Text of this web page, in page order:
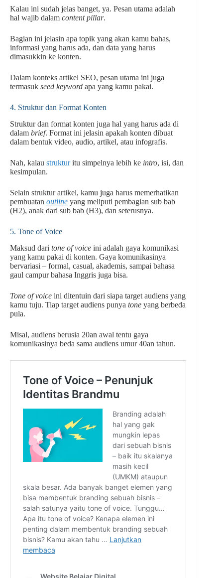
Kalau ini sudah jelas banget, ya. Pesan utama adalah
hal wajib dalam content pillar.
Bagian ini jelasin apa topik yang akan kamu bahas,
informasi yang harus ada, dan data yang harus
dimasukkin ke konten.
Dalam konteks artikel SEO, pesan utama ini juga
termasuk seed keyword apa yang kamu pakai.
4. Struktur dan Format Konten
Struktur dan format konten juga hal yang harus ada di
dalam brief. Format ini jelasin apakah konten dibuat
dalam bentuk video, audio, artikel, atau infografis.
Nah, kalau strukturitu simpelnya lebih ke intro, isi, dan
kesimpulan.
Selain struktur artikel, kamu juga harus memerhatikan
pembuatan outline yang meliputi pembagian sub bab
(H2), anak dari sub bab (H3), dan seterusnya.
5. Tone of Voice
Maksud dari tone of voice ini adalah gaya komunikasi
yang kamu pakai di konten. Gaya komunikasinya
bervariasi – formal, casual, akademis, sampai bahasa
gaul campur bahasa Inggris juga bisa.
Tone of voice ini ditentuin dari siapa target audiens yang
kamu tuju. Tiap target audiens punya tone yang berbeda
pula.
Misal, audiens berusia 20an awal tentu gaya
komunikasinya beda sama audiens umur 40an tahun.